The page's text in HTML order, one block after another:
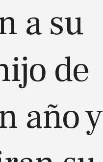
a su
de
año y